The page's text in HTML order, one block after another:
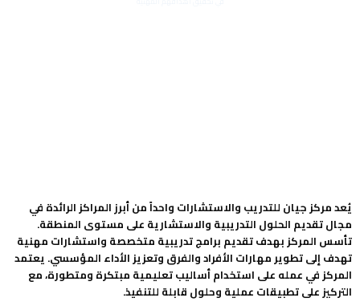
يُعد مركز جيان للتدريب والاستشارات واحداً من أبرز المراكز الرائدة في
مجال تقديم الحلول التدريبية والاستشارية على مستوى المنطقة.
تأسس المركز بهدف تقديم برامج تدريبية متخصصة واستشارات مهنية
تهدف إلى تطوير مهارات الأفراد والفرق وتعزيز الأداء المؤسسي. يعتمد
المركز في عمله على استخدام أساليب تعليمية مبتكرة ومتطورة، مع
التركيز على تطبيقات عملية وحلول قابلة للتنفيذ.